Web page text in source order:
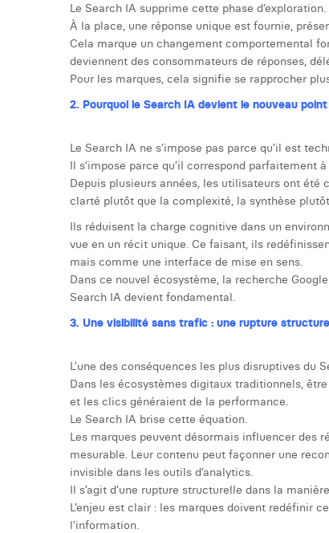
Le Search IA supprime cette phase
À la place, une réponse unique est fournie,
Cela marque un changement comportemental
deviennent des consommateurs de réponses,
Pour les marques, cela signifie se rapprocher
2. Pourquoi le Search IA devient le nouveau
Le Search IA ne s’impose pas parce qu’il est
Il s’impose parce qu’il correspond parfaitement
Depuis plusieurs années, les utilisateurs ont été
clarté plutôt que la complexité, la synthèse
Ils réduisent la charge cognitive dans un
vue en un récit unique. Ce faisant, ils
mais comme une interface de mise en sens.
Dans ce nouvel écosystème, la recherche
Search IA devient fondamental.
3. Une visibilité sans trafic : une rupture
L’une des conséquences les plus disruptives
Dans les écosystèmes digitaux traditionnels,
et les clics généraient de la performance.
Le Search IA brise cette équation.
Les marques peuvent désormais influencer des
mesurable. Leur contenu peut façonner une
invisible dans les outils d’analytics.
Il s’agit d’une rupture structurelle dans la
L’enjeu est clair : les marques doivent redéfinir
l’information.